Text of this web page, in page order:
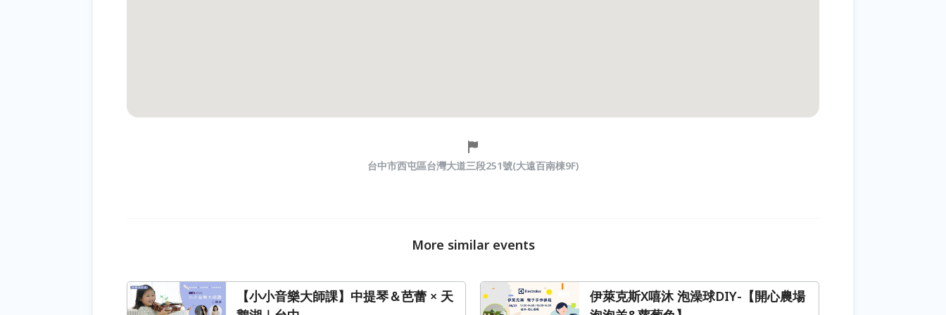
台中市西屯區台灣大道三段251號(大遠百南棟9F)
More similar events
【小小音樂大師課】中提琴＆芭蕾 × 天
伊萊克斯X嘻沐 泡澡球DIY-【開心農場